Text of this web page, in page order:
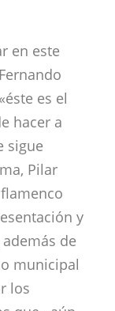
en este
es el
hacer a
sigue
Pilar
y
de
municipal
los